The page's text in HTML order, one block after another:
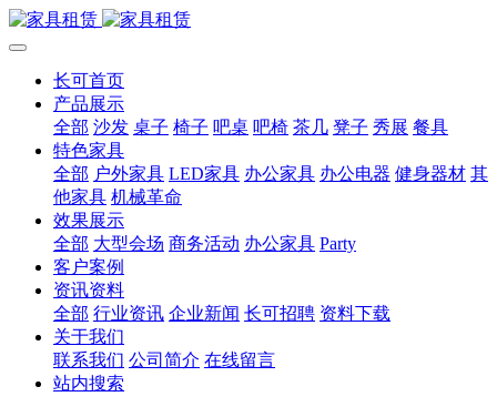
长可首页
产品展示
全部 沙发 桌子 椅子 吧桌 吧椅 茶几 凳子 秀展 餐具
特色家具
全部 户外家具 LED家具 办公家具 办公电器 健身器材 其
他家具 机械革命
效果展示
全部 大型会场 商务活动 办公家具 Party
客户案例
资讯资料
全部 行业资讯 企业新闻 长可招聘 资料下载
关于我们
联系我们 公司简介 在线留言
站内搜索